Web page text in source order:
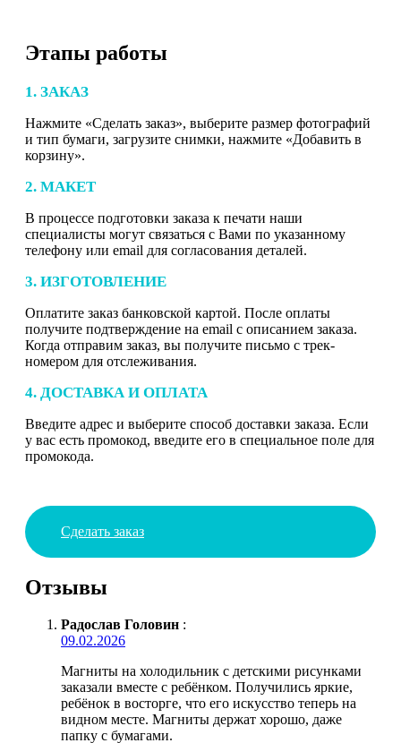
Этапы работы
1. ЗАКАЗ
Нажмите «Сделать заказ», выберите размер фотографий
и тип бумаги, загрузите снимки, нажмите «Добавить в
корзину».
2. МАКЕТ
В процессе подготовки заказа к печати наши
специалисты могут связаться с Вами по указанному
телефону или email для согласования деталей.
3. ИЗГОТОВЛЕНИЕ
Оплатите заказ банковской картой. После оплаты
получите подтверждение на email с описанием заказа.
Когда отправим заказ, вы получите письмо с трек-
номером для отслеживания.
4. ДОСТАВКА И ОПЛАТА
Введите адрес и выберите способ доставки заказа. Если
у вас есть промокод, введите его в специальное поле для
промокода.
Сделать заказ
Отзывы
Радослав Головин :
09.02.2026
Магниты на холодильник с детскими рисунками
заказали вместе с ребёнком. Получились яркие,
ребёнок в восторге, что его искусство теперь на
видном месте. Магниты держат хорошо, даже
папку с бумагами.